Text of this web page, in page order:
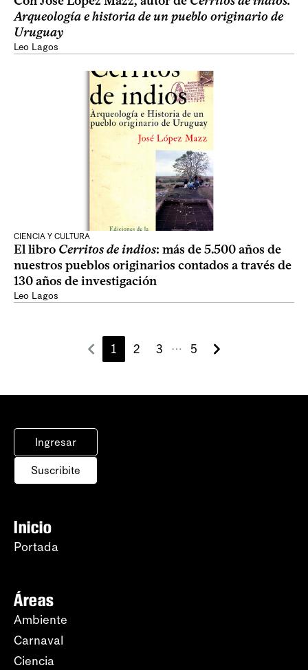
Arqueología e historia de un pueblo originario de
Uruguay
Leo Lagos
CIENCIA Y CULTURA
El libro Cerritos de indios: más de 5.500 años de
nuestros pueblos originarios contados a través de
130 años de investigación
Leo Lagos
1 2 3 ⋯ 5
Ingresar
Suscribite
Inicio
Portada
Áreas
Ambiente
Carnaval
Ciencia